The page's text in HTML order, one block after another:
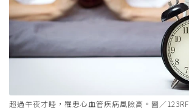
超過午夜才睡，罹患心血管疾病風險高。圖／123RF